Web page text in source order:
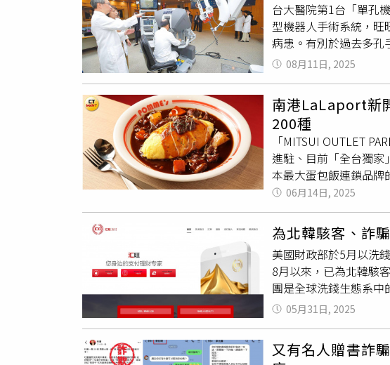
台大醫院第1台「單孔
型機器人手術系統，
病患。有別於過去多孔
成立「機器人及創新手
器人手術系統以來，
表示，今年5月台灣
機器人手術系統下周正
來單孔機器人手術也有
手臂進入體內操作，
口伸入4支機械手臂，
恢復速度更快。台大醫
的傷口，以及1個約5公
看不出來。不過，仍須
於乳癌、甲狀腺癌則以
孔系統，由於手術範
來撞去，甚至已經打
08月11日, 2025
南港LaLaport新
200種
「MITSUI OUTLET
進駐、目前「全台獨
本最大蛋包飯連鎖品牌
1994年，版圖拓及東
果樹蛋包飯」提供約
潤的奶油炒飯或加價選
滿選擇障礙。引進「ポ
團，洽談合作籌備花
吃到蘋果樹蛋包飯時
的蛋皮做法看似外皮
濕潤滑嫩。而且要熟練
飯的內場夥伴都需經過
奶油白醬，加價129元
品嘗、比臉還大，圖為
06月14日, 2025
為北韓駭客、詐
美國財政部於5月以洗
8月以來，已為北韓駭
團是全球洗錢生態系
《紐約時報》調查，這
經手大量洗錢交易，
行動以阻止旗下平台上
05月31日, 2025
又有名人贈書詐